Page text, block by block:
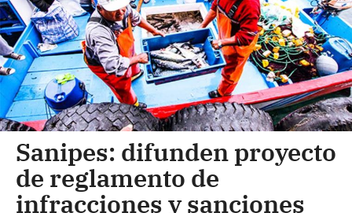
Sanipes: difunden proyecto
de reglamento de
infracciones y sanciones